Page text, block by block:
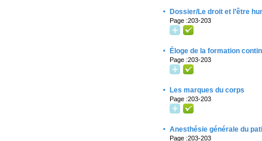
· Dossier/Le droit et l’être
Page :203-203
· Éloge de la formation
Page :203-203
· Les marques du corps
Page :203-203
· Anesthésie générale du
Page :203-203